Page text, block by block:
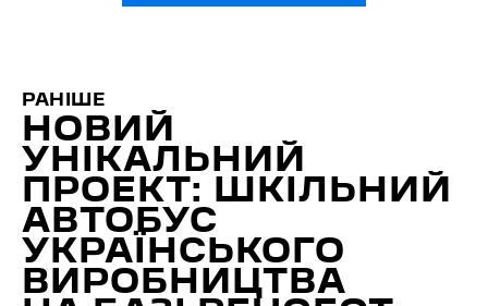
РАНІШЕ
НОВИЙ
УНІКАЛЬНИЙ
ПРОЕКТ: ШКІЛЬНИЙ
АВТОБУС
УКРАЇНСЬКОГО
ВИРОБНИЦТВА